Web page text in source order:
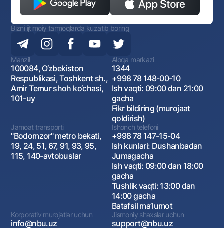
Bizni ijtimoiy tarmoqlarda kuzatib boring
Manzil
100084, O‘zbekiston
Respublikasi, Toshkent sh.,
Amir Temur shoh ko‘chasi,
101-uy
Aloqa markazi
1344
+998 78 148-00-10
Ish vaqti: 09:00 dan 21:00
gacha
Fikr bildiring (murojaat
qoldirish)
Jamoat transporti
"Bodomzor" metro bekati,
19, 24, 51, 67, 91, 93, 95,
115, 140-avtobuslar
Ishonch telefoni
+998 78 147-15-04
Ish kunlari: Dushanbadan
Jumagacha
Ish vaqti: 09:00 dan 18:00
gacha
Tushlik vaqti: 13:00 dan
14:00 gacha
Batafsil maʼlumot
Korporativ murojatlar uchun
info@nbu.uz
Jismoniy shaxslar uchun
support@nbu.uz